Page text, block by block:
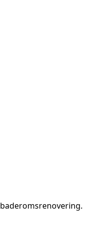
baderomsrenovering.